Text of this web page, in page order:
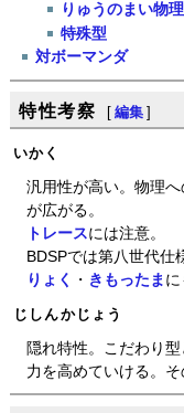
りゅうのまい物
特殊型
対ボーマンダ
特性考察 [ 編集 ]
いかく
汎用性が高い。物理
が広がる。
トレースには注意。
BDSPでは第八世代仕
りょく
・ きもったま に
じしんかじょう
隠れ特性。こだわり
力を高めていける。